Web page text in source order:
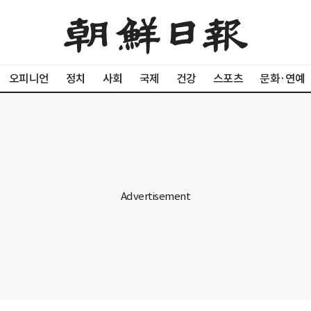
오피니언 정치 사회 국제 건강 스포츠 문화·연예